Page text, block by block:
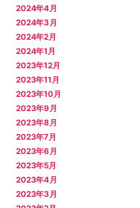
2024年4月
2024年3月
2024年2月
2024年1月
2023年12月
2023年11月
2023年10月
2023年9月
2023年8月
2023年7月
2023年6月
2023年5月
2023年4月
2023年3月